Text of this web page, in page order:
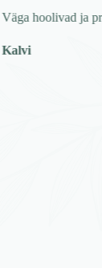
Väga hoolivad
Kalvi